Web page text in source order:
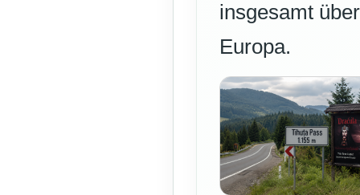
insgesamt
Europa.